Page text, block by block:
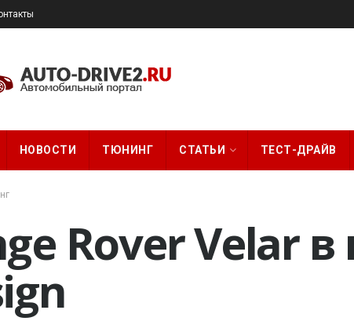
НОВОСТИ ТЮНИНГ СТАТЬИ ТЕСТ-ДРАЙВ
Rover Velar